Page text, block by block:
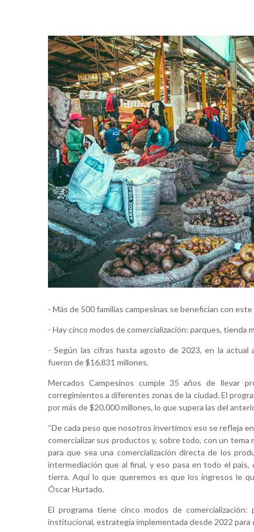
- Más de 500 familias campesinas se benefician con este
- Hay cinco modos de comercialización: parques,
- Según las cifras hasta agosto de 2023, en la
fueron de $16.831 millones.
Mercados Campesinos cumple 35 años de llevar
corregimientos a diferentes zonas de la ciudad. El
por más de $20.000 millones, lo que supera las del
“De cada peso que nosotros invertimos eso se refleja
comercializar sus productos y, sobre todo, con un
para que sea una comercialización directa de los
intermediación que al final, y eso pasa en todo el
tierra. Aquí lo que queremos es que los ingresos le
Óscar Hurtado.
El programa tiene cinco modos de
institucional, estrategia implementada desde 2022